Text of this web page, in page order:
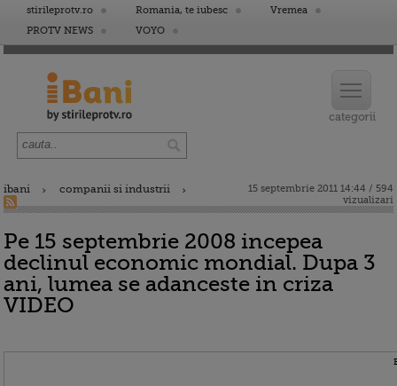
stirileprotv.ro Romania, te iubesc
Vremea
PROTV NEWS
VOYO
ibani companii si industrii
15 septembrie 2011 14:44 / 594
vizualizari
Pe 15 septembrie 2008 incepea
declinul economic mondial. Dupa 3
ani, lumea se adanceste in criza
VIDEO